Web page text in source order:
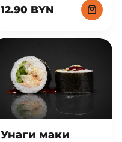
12.90 BYN
Унаги маки